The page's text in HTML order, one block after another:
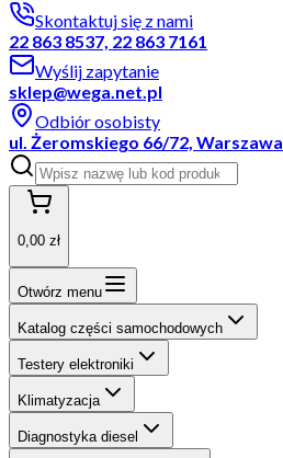
Skontaktuj się z nami
22 863 8537, 22 863 7161
Wyślij zapytanie
sklep@wega.net.pl
Odbiór osobisty
ul. Żeromskiego 66/72, Warszawa
0,00 zł
Otwórz menu
Katalog części samochodowych
Testery elektroniki
Klimatyzacja
Diagnostyka diesel